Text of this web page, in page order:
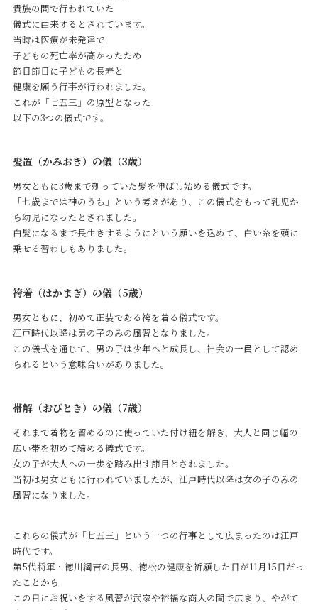
貴族の間で行われていた
儀式に由来するとされています。
当時は医療が未発達で
子どもの死亡率が高かったため
節目節目に子どもの長寿と
健康を願う行事が行われました。
これが「七五三」の原型となった
以下の3つの儀式です。
髪置（かみおき）の儀（3歳）
男女ともに3歳まで剃っていた髪を伸ばし始める儀式です。
「七歳までは神のうち」という考えがあり、この儀式をもって乳児か
ら幼児になったとされました。
白髪になるまで長生きするようにという願いを込めて、白い糸を頭に
乗せる習わしもありました。
袴着（はかまぎ）の儀（5歳）
男女ともに、初めて正装である袴を着る儀式です。
江戸時代以降は男の子のみの風習となりました。
この儀式を通じて、男の子は少年へと成長し、社会の一員として認め
られるという意味合いがありました。
帯解（おびとき）の儀（7歳）
それまで着物を留めるのに使っていた付け紐を解き、大人と同じ幅の
広い帯を初めて締める儀式です。
女の子が大人への一歩を踏み出す節目とされました。
当初は男女ともに行われていましたが、江戸時代以降は女の子のみの
風習になりました。
これらの儀式が「七五三」という一つの行事として広まったのは江戸
時代です。
第5代将軍・徳川綱吉の長男、徳松の健康を祈願した日が11月15日だっ
たことから
この日にお祝いをする風習が武家や裕福な商人の間で広まり、やがて